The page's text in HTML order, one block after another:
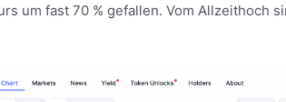
um fast 70 % gefallen. Vom Allzeithoch